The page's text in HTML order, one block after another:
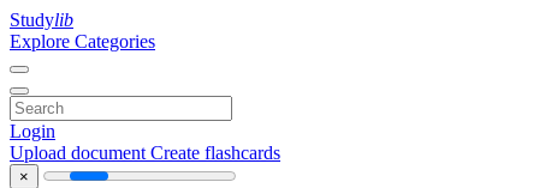
Studylib
Explore Categories
Login
Upload document Create flashcards
×